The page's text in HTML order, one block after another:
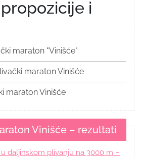
i
maraton "Vinišće"
maraton Vinišće
maraton Vinišće
Vinišće – rezultati
daljinskom plivanju na 3000 m –